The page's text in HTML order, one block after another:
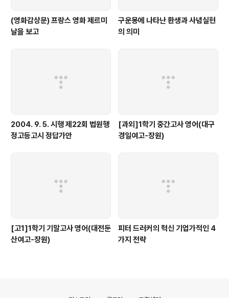
(영화감상문) 프랑스 영화 제르미
날을 보고
구운몽에 나타난 환생과 사념실현
의 의미
2004. 9. 5. 시행 제22회 법원행
정고등고시 정답가안
[과외]1학기 중간고사 영어(대구
경일여고-장원)
[고1]1학기 기말고사 영어(대전둔
산여고-장원)
피터 드러커의 혁신 기업가적인 4
가지 전략